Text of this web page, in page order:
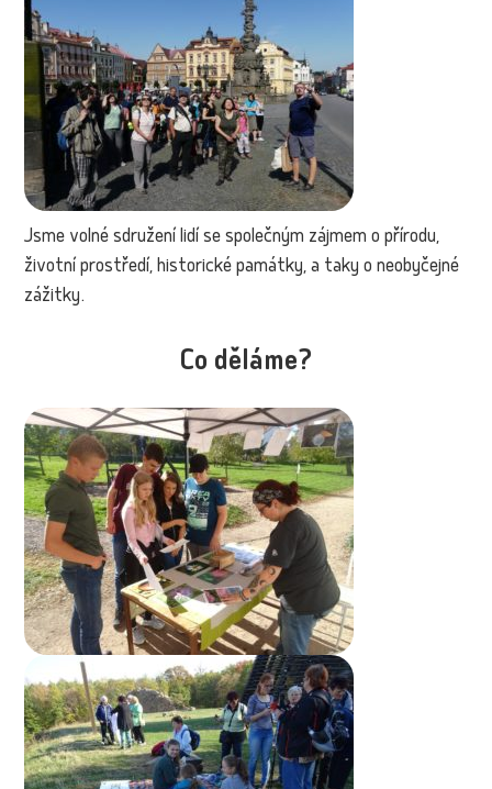
Jsme volné sdružení lidí se společným zájmem o přírodu,
životní prostředí, historické památky, a taky o neobyčejné
zážitky.
Co děláme?